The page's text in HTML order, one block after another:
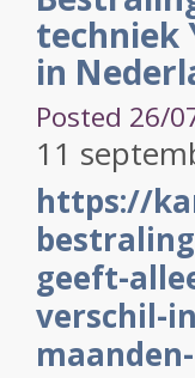
techniek
in
Posted 26/
11
https://
geeft-
verschil-